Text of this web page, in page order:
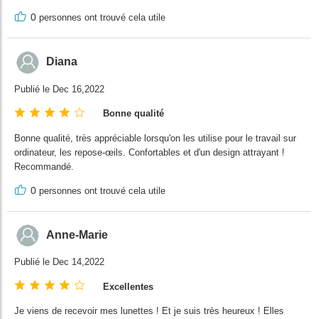
0 personnes ont trouvé cela utile
Diana
Publié le Dec 16,2022
Bonne qualité
Bonne qualité, très appréciable lorsqu'on les utilise pour le travail sur
ordinateur, les repose-œils. Confortables et d'un design attrayant !
Recommandé.
0 personnes ont trouvé cela utile
Anne-Marie
Publié le Dec 14,2022
Excellentes
Je viens de recevoir mes lunettes ! Et je suis très heureux ! Elles